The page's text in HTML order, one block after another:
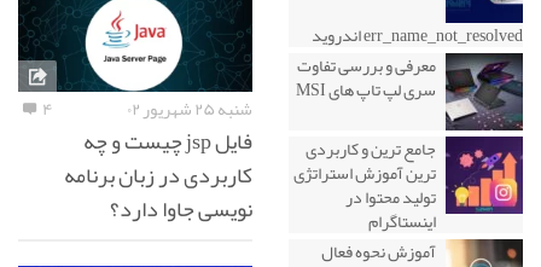
err_name_not_resolved اندروید
معرفی و بررسی تفاوت
سری لپ تاپ های MSI
جامع ترین و کاربردی
ترین آموزش استراتژی
تولید محتوا در
اینستاگرام
آموزش نحوه فعال
شنبه ۲۵ شهریور ۰۲ ۴
فایل jsp چیست و چه
کاربردی در زبان برنامه
نویسی جاوا دارد؟